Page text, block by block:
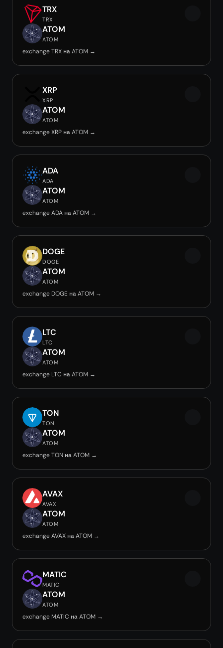
TRX
TRX
ATOM
ATOM
exchange TRX на ATOM →
XRP
XRP
ATOM
ATOM
exchange XRP на ATOM →
ADA
ADA
ATOM
ATOM
exchange ADA на ATOM →
DOGE
DOGE
ATOM
ATOM
exchange DOGE на ATOM →
LTC
LTC
ATOM
ATOM
exchange LTC на ATOM →
TON
TON
ATOM
ATOM
exchange TON на ATOM →
AVAX
AVAX
ATOM
ATOM
exchange AVAX на ATOM →
MATIC
MATIC
ATOM
ATOM
exchange MATIC на ATOM →